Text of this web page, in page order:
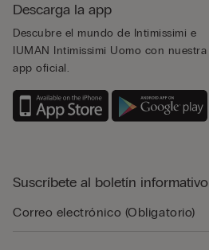
Descarga la app
Descubre el mundo de Intimissimi e
IUMAN Intimissimi Uomo con nuestra
app oficial.
Suscríbete al boletín informativo